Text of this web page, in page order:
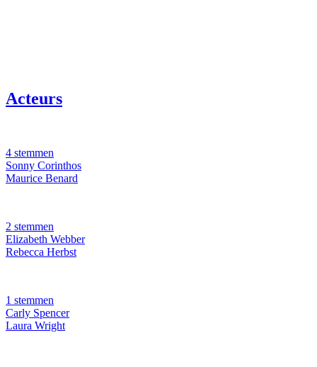
Acteurs
4 stemmen
Sonny Corinthos
Maurice Benard
2 stemmen
Elizabeth Webber
Rebecca Herbst
1 stemmen
Carly Spencer
Laura Wright